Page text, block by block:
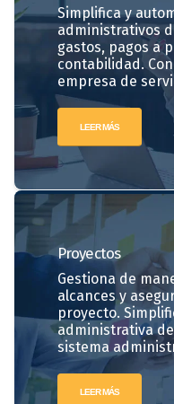
Simplifica y
administrativos
gastos, pagos a
contabilidad.
empresa de
LEER MÁS
Proyectos
Gestiona de
alcances y
proyecto.
administrativa
sistema
LEER MÁS